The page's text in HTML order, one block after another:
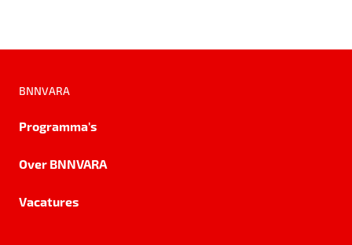
BNNVARA
Programma's
Over BNNVARA
Vacatures